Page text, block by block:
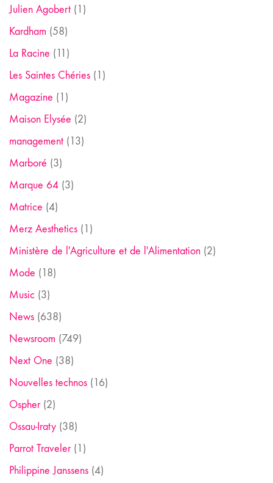
Julien Agobert (1)
Kardham (58)
La Racine (11)
Les Saintes Chéries (1)
Magazine (1)
Maison Elysée (2)
management (13)
Marboré (3)
Marque 64 (3)
Matrice (4)
Merz Aesthetics (1)
Ministère de l'Agriculture et de l'Alimentation (2)
Mode (18)
Music (3)
News (638)
Newsroom (749)
Next One (38)
Nouvelles technos (16)
Ospher(2)
Ossau-Iraty (38)
Parrot Traveler(1)
Philippine Janssens (4)